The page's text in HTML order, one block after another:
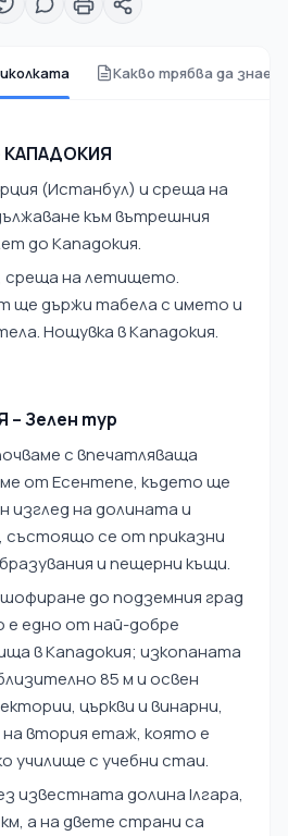
Какво трябва да
КАПАДОКИЯ
(Истанбул) и среща на
към вътрешния
до Кападокия.
среща на летището.
ще държи табела с името и
Нощувка в Кападокия.
– Зелен тур
с впечатляваща
от Есентепе, където ще
изглед на долината и
състоящо се от приказни
и пещерни къщи.
до подземния град
е едно от най-добре
в Кападокия; изкопаната
85 м и освен
църкви и винарни,
втория етаж, която е
училище с учебни стаи.
известната долина Ілгара,
а на двете страни са